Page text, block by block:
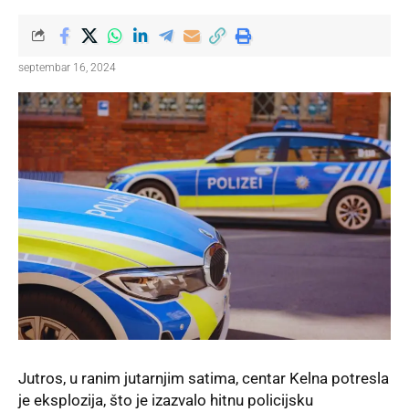
septembar 16, 2024
Jutros, u ranim jutarnjim satima, centar Kelna potresla
je eksplozija, što je izazvalo hitnu policijsku